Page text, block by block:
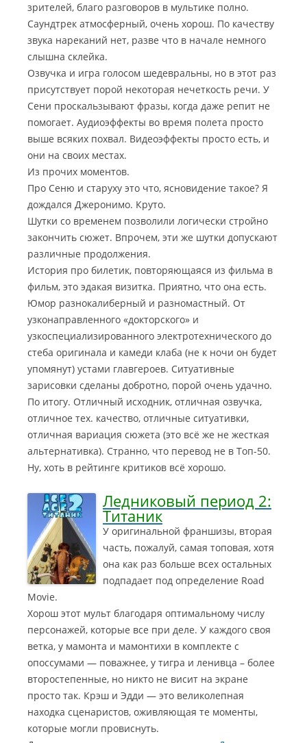
зрителей, благо разговоров в мультике полно.
Саундтрек атмосферный, очень хорош. По качеству
звука нареканий нет, разве что в начале немного
слышна склейка.
Озвучка и игра голосом шедевральны, но в этот раз
присутствует порой некоторая нечеткость речи. У
Сени проскальзывают фразы, когда даже репит не
помогает. Аудиоэффекты во время полета просто
выше всяких похвал. Видеоэффекты просто есть, и
они на своих местах.
Из прочих моментов.
Про Сеню и старуху это что, ясновидение такое? Я
дождался Джеронимо. Круто.
Шутки со временем позволили логически стройно
закончить сюжет. Впрочем, эти же шутки допускают
различные продолжения.
История про билетик, повторяющаяся из фильма в
фильм, это эдакая визитка. Приятно, что она есть.
Юмор разнокалиберный и разномастный. От
узконаправленного «докторского» и
узкоспециализированного электротехнического до
стеба оригинала и камеди клаба (не к ночи он будет
упомянут) устами главгероев. Ситуативные
зарисовки сделаны добротно, порой очень удачно.
По итогу. Отличный исходник, отличная озвучка,
отличное тех. качество, отличные ситуативки,
отличная вариация сюжета (это всё же не жесткая
альтернативка). Странно, что перевод не в Топ-50.
Ну, хоть в рейтинге критиков всё хорошо.
Ледниковый период 2:
Титаник
У оригинальной франшизы, вторая
часть, пожалуй, самая топовая, хотя
она как раз больше всех остальных
подпадает под определение Road
Movie.
Хорош этот мульт благодаря оптимальному числу
персонажей, которые все при деле. У каждого своя
ветка, у мамонта и мамонтихи в комплекте с
опоссумами — поважнее, у тигра и ленивца – более
второстепенные, но никто не висит на экране
просто так. Крэш и Эдди — это великолепная
находка сценаристов, оживляющая те моменты,
которые могли провиснуть.